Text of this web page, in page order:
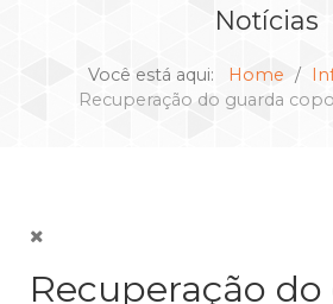
Notícias
Você está aqui: Home
Recuperação do guarda
Recuperação